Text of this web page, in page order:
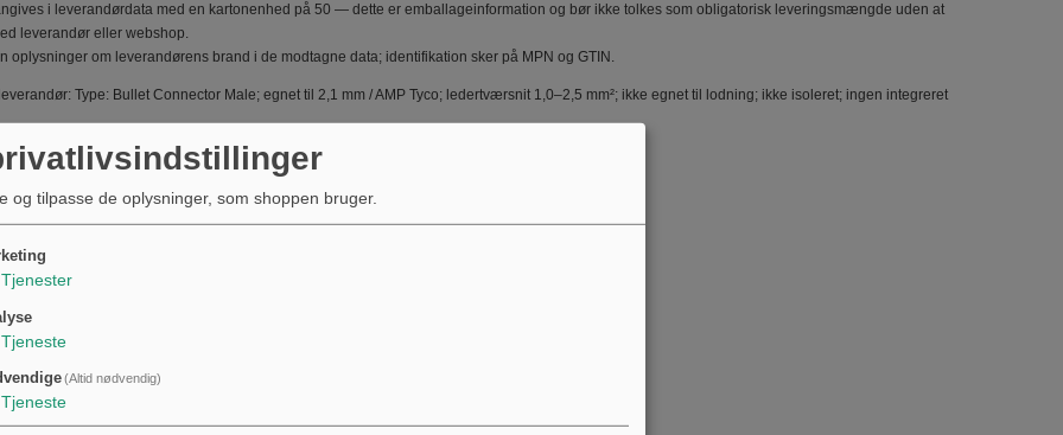
i leverandørdata med en kartonenhed på 50 — dette er emballageinformation og bør ikke tolkes som obligatorisk leveringsmængde uden at
leverandør eller webshop.
oplysninger om leverandørens brand i de modtagne data; identifikation sker på MPN og GTIN.
Type: Bullet Connector Male; egnet til 2,1 mm / AMP Tyco; ledertværsnit 1,0–2,5 mm²; ikke egnet til lodning; ikke isoleret; ingen integreret
AMP Tyco
og tilpasse de oplysninger, som shoppen bruger.
Tjenester
Tjeneste
(Altid nødvendig)
Tjeneste